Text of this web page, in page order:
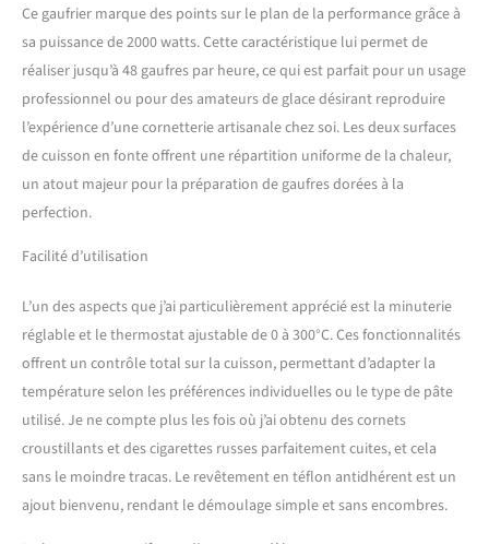
téflon de haute qualité
empêche la pâte d'adhérer à
la surface du gaufrier. Les
gaufres sont ainsi plus
faciles à retirer et le gaufrier
est plus facile à nettoyer.
CAPACITÉ DE PRODUCTION
ÉLEVÉE: Le gaufrier à cornet
chauffe très rapidement et
café, un restaurant, un
hôtel, un service de
restauration ou un food
truck ? Alors ce gaufrier est
assurément le bon choix.
SÛR À UTILISER, RAPIDE À
NETTOYER: Le gaufrier a des
pieds antidérapants et une
poignée résistante à la
chaleur. Grâce aux
Ce gaufrier marque des points sur le plan de la performance grâce à
sa puissance de 2000 watts. Cette caractéristique lui permet de
réaliser jusqu’à 48 gaufres par heure, ce qui est parfait pour un usage
professionnel ou pour des amateurs de glace désirant reproduire
l’expérience d’une cornetterie artisanale chez soi. Les deux surfaces
de cuisson en fonte offrent une répartition uniforme de la chaleur,
un atout majeur pour la préparation de gaufres dorées à la
perfection.
Facilité d’utilisation
L’un des aspects que j’ai particulièrement apprécié est la minuterie
réglable et le thermostat ajustable de 0 à 300°C. Ces fonctionnalités
offrent un contrôle total sur la cuisson, permettant d’adapter la
température selon les préférences individuelles ou le type de pâte
utilisé. Je ne compte plus les fois où j’ai obtenu des cornets
croustillants et des cigarettes russes parfaitement cuites, et cela
sans le moindre tracas. Le revêtement en téflon antidhérent est un
ajout bienvenu, rendant le démoulage simple et sans encombres.